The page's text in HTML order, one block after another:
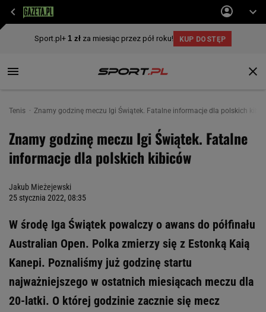
Tenis Znamy godzinę meczu Igi Świątek. Fatalne informacje dla polskich
Znamy godzinę meczu Igi Świątek. Fatalne
informacje dla polskich kibiców
Jakub Mieżejewski
25 stycznia 2022, 08:35
W środę Iga Świątek powalczy o awans do półfinału
Australian Open. Polka zmierzy się z Estonką Kaią
Kanepi. Poznaliśmy już godzinę startu
najważniejszego w ostatnich miesiącach meczu dla
20-latki. O której godzinie zacznie się mecz